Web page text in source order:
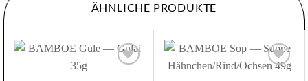
ÄHNLICHE PRODUKTE